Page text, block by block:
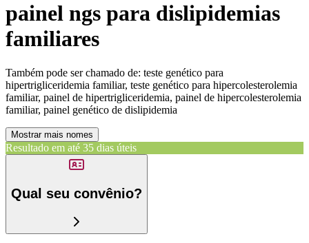
painel ngs para dislipidemias
familiares
Também pode ser chamado de: teste genético para
hipertrigliceridemia familiar, teste genético para hipercolesterolemia
familiar, painel de hipertrigliceridemia, painel de hipercolesterolemia
familiar, painel genético de dislipidemia
Mostrar mais nomes
Resultado em até 35 dias úteis
Qual seu convênio?